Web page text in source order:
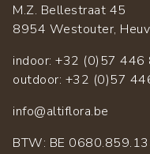
M.Z. Bellestraat 45
8954 Westouter,
indoor: +32 (0)57 446
outdoor: +32 (0)57
info@altiflora.be
​BTW: BE